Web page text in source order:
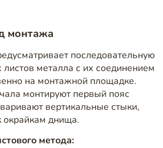
монтажа
последовательную
листов металла с их соединением
на монтажной площадке.
монтируют первый пояс
вертикальные стыки,
окрайкам днища.
метода: